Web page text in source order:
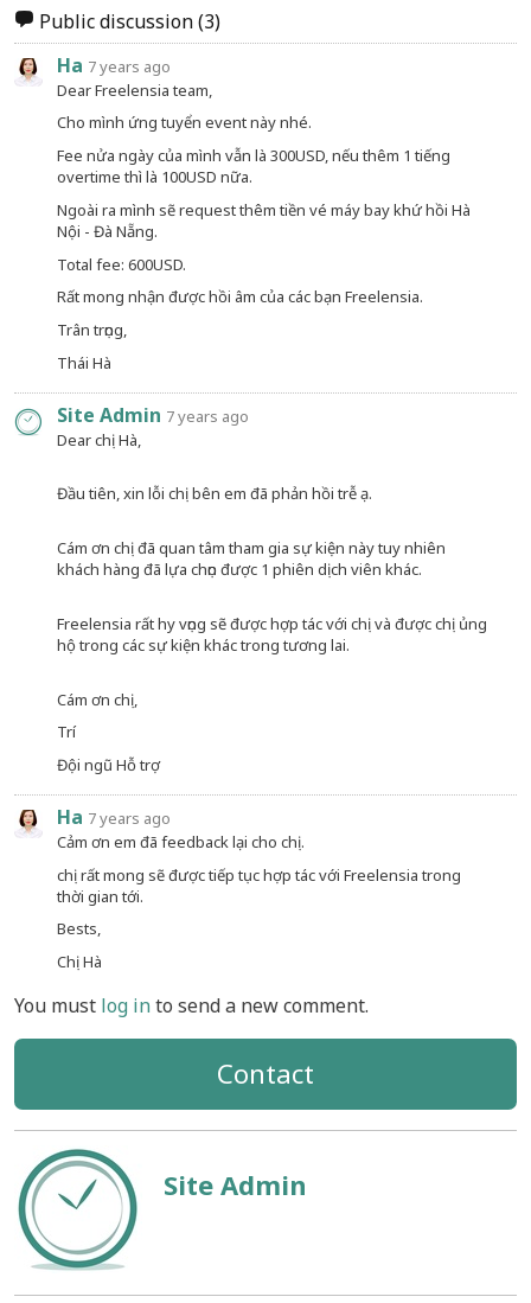
Public discussion(3)
Ha 7 years ago
Dear Freelensia team,
Cho mình ứng tuyển event này nhé.
Fee nửa ngày của mình vẫn là 300USD, nếu thêm 1 tiếng
overtime thì là 100USD nữa.
Ngoài ra mình sẽ request thêm tiền vé máy bay khứ hồi Hà
Nội - Đà Nẵng.
Total fee: 600USD.
Rất mong nhận được hồi âm của các bạn Freelensia.
Trân trọng,
Thái Hà
Site Admin 7 years ago
Dear chị Hà,
Đầu tiên, xin lỗi chị bên em đã phản hồi trễ ạ.
Cám ơn chị đã quan tâm tham gia sự kiện này tuy nhiên
khách hàng đã lựa chọn được 1 phiên dịch viên khác.
Freelensia rất hy vọng sẽ được hợp tác với chị và được chị ủng
hộ trong các sự kiện khác trong tương lai.
Cám ơn chị,
Trí
Đội ngũ Hỗ trợ
Ha 7 years ago
Cảm ơn em đã feedback lại cho chị.
chị rất mong sẽ được tiếp tục hợp tác với Freelensia trong
thời gian tới.
Bests,
Chị Hà
You must log into send a new comment.
Contact
Site Admin